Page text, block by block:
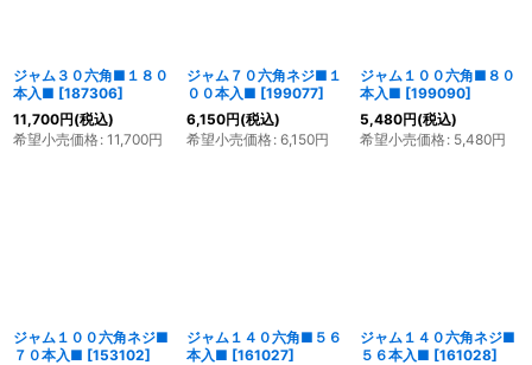
ジャム３０六角■１８０
本入■ [187306]
11,700円(税込)
希望小売価格: 11,700円
ジャム７０六角ネジ■１
００本入■ [199077]
6,150円(税込)
希望小売価格: 6,150円
ジャム１００六角■８０
本入■ [199090]
5,480円(税込)
希望小売価格: 5,480円
ジャム１００六角ネジ■
７０本入■ [153102]
ジャム１４０六角■５６
本入■ [161027]
ジャム１４０六角ネジ■
５６本入■ [161028]